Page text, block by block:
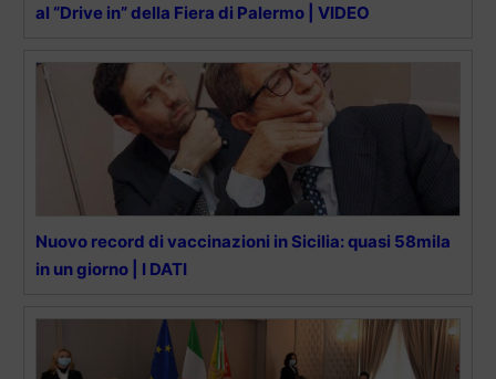
al “Drive in” della Fiera di Palermo | VIDEO
Nuovo record di vaccinazioni in Sicilia: quasi 58mila
in un giorno | I DATI